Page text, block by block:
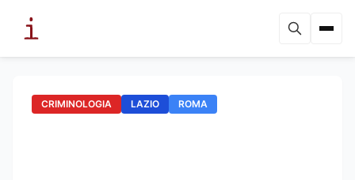
CRIMINOLOGIA LAZIO ROMA